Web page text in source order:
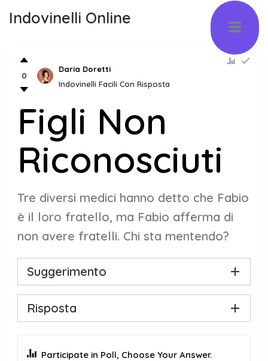
Indovinelli Online
0
Daria Doretti
Indovinelli Facili Con Risposta
Figli Non
Riconosciuti
Tre diversi medici hanno detto che Fabio
è il loro fratello, ma Fabio afferma di
non avere fratelli. Chi sta mentendo?
Suggerimento
Risposta
Participate in Poll, Choose Your Answer.